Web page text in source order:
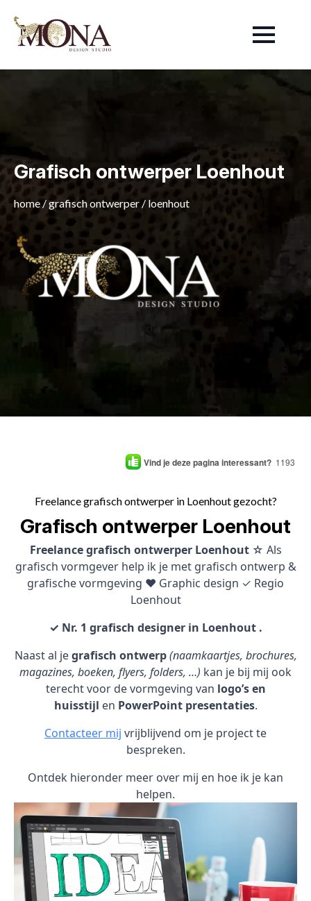
Grafisch ontwerper Loenhout
home /grafisch ontwerper / loenhout
Vind je deze pagina interessant? 1193
Freelance grafisch ontwerper in Loenhout gezocht?
Grafisch ontwerper Loenhout
Freelance grafisch ontwerper Loenhout ☆ Als
grafisch vormgever help ik je met grafisch ontwerp &
grafische vormgeving ♥ Graphic design ✓ Regio
Loenhout
✓ Nr. 1 grafisch designer in Loenhout .
Naast al jegrafisch ontwerp (naamkaartjes, brochures,
magazines, boeken, flyers, folders, …) kan je bij mij ook
terecht voor de vormgeving van logo’s en
huisstijl en PowerPoint presentaties.
Contacteer mij vrijblijvend om je project te
bespreken.
Ontdek hieronder meer over mij en hoe ik je kan
helpen.